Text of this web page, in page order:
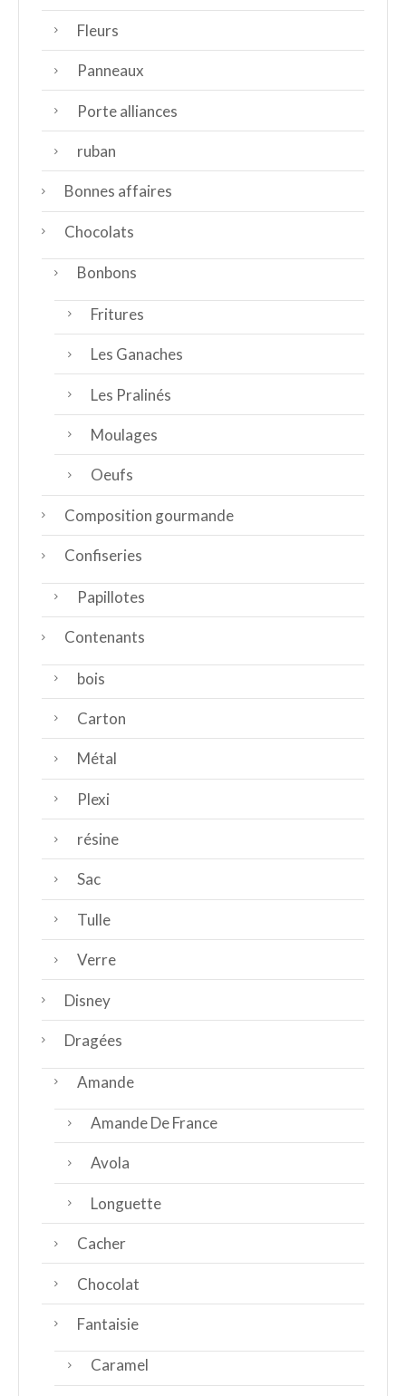
Fleurs
Panneaux
Porte alliances
ruban
Bonnes affaires
Chocolats
Bonbons
Fritures
Les Ganaches
Les Pralinés
Moulages
Oeufs
Composition gourmande
Confiseries
Papillotes
Contenants
bois
Carton
Métal
Plexi
résine
Sac
Tulle
Verre
Disney
Dragées
Amande
Amande De France
Avola
Longuette
Cacher
Chocolat
Fantaisie
Caramel